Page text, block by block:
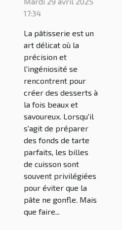
quelles
solutions
pour les
remplacer ?
17:34
La pâtisserie est un
art délicat où la
précision et
l'ingéniosité se
rencontrent pour
créer des desserts à
la fois beaux et
savoureux. Lorsqu'il
s'agit de préparer
des fonds de tarte
parfaits, les billes
de cuisson sont
souvent privilégiées
pour éviter que la
pâte ne gonfle. Mais
que faire...